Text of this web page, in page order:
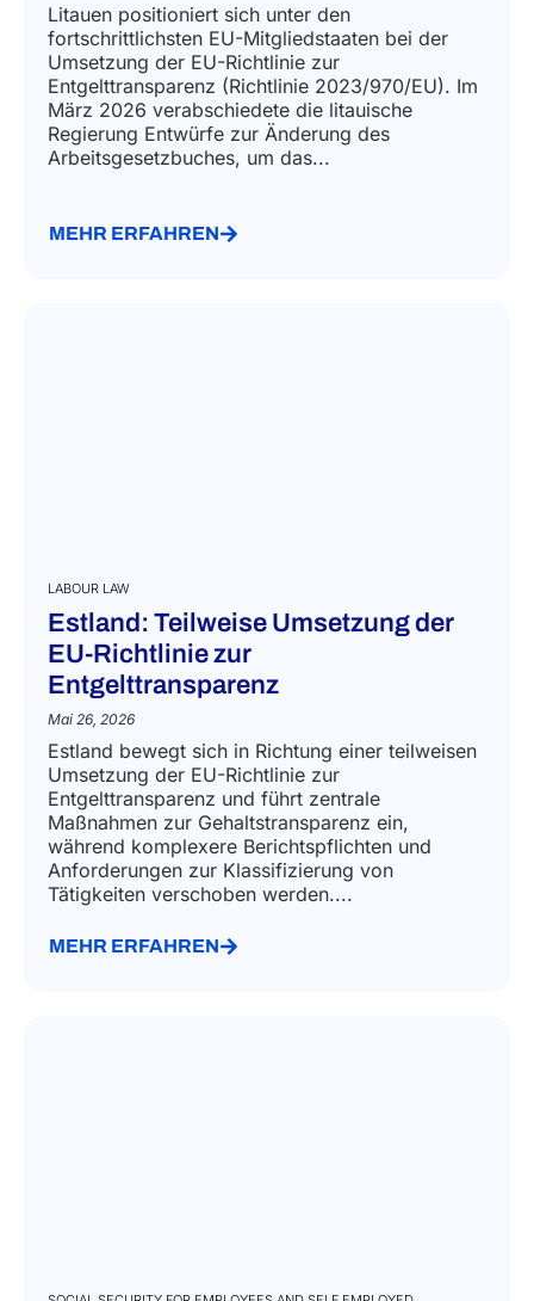
Litauen positioniert sich unter den
fortschrittlichsten EU-Mitgliedstaaten bei der
Umsetzung der EU-Richtlinie zur
Entgelttransparenz (Richtlinie 2023/970/EU). Im
März 2026 verabschiedete die litauische
Regierung Entwürfe zur Änderung des
Arbeitsgesetzbuches, um das...
MEHR ERFAHREN
LABOUR LAW
Estland: Teilweise Umsetzung der
EU-Richtlinie zur
Entgelttransparenz
Mai 26, 2026
Estland bewegt sich in Richtung einer teilweisen
Umsetzung der EU-Richtlinie zur
Entgelttransparenz und führt zentrale
Maßnahmen zur Gehaltstransparenz ein,
während komplexere Berichtspflichten und
Anforderungen zur Klassifizierung von
Tätigkeiten verschoben werden....
MEHR ERFAHREN